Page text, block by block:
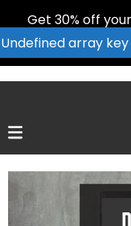
Get 30% off
Undefined array